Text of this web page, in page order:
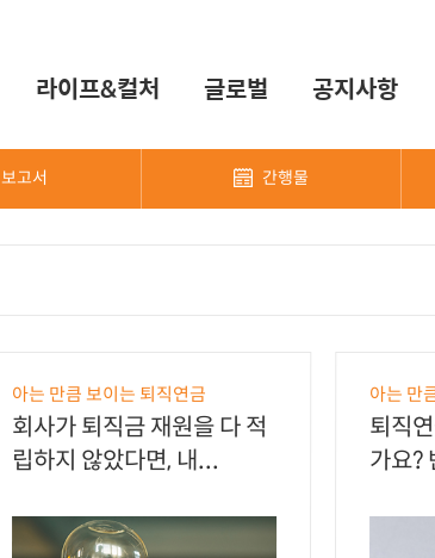
라이프&컬처 글로벌 공지사항
보고서 간행물
아는 만큼 보이는 퇴직연금
회사가 퇴직금 재원을 다 적
립하지 않았다면, 내...
아는 만
퇴직
가요?